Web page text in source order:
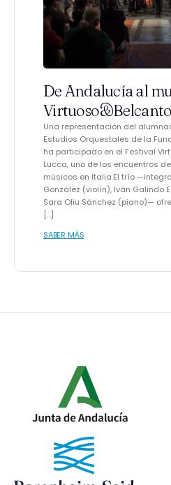
De Andalucía al
Una representación del
Estudios Orquestales de la
ha participado en el Festival
Lucca, uno de los encuentros
músicos en Italia.El trío
González (violín), Iván Galindo
Sara Oliu Sánchez (piano)—
[…]
SABER MÁS